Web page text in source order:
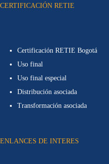
CERTIFICACIÓN RETIE
Certificación RETIE Bogotá
Uso final
Uso final especial
Distribución asociada
Transformación asociada
ENLANCES DE INTERES